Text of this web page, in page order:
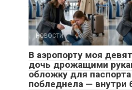
НОВОСТИ
В аэропорту моя
дочь дрожащими
обложку для
побледнела — внутри